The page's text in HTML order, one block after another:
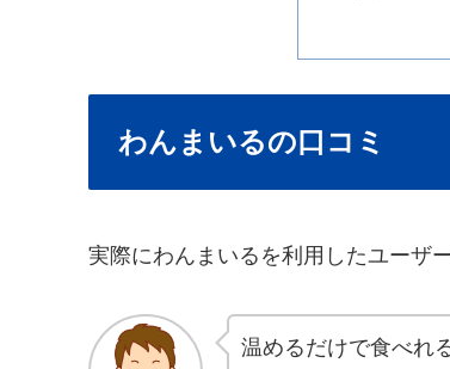
わんまいるの口コミ
実際にわんまいるを利用したユーザ
温めるだけで食べれ